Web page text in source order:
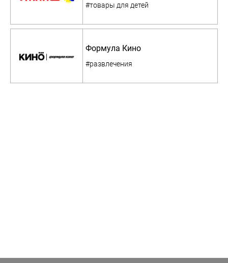
#товары для детей
Формула Кино
#развлечения